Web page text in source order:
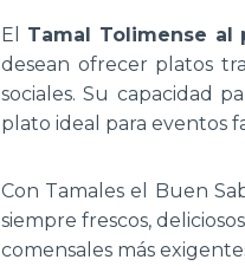
El Tamal Tolimense al
desean ofrecer platos
sociales. Su capacidad
plato ideal para eventos
Con Tamales el Buen
siempre frescos,
comensales más